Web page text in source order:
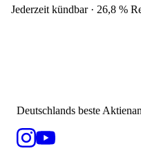
Jederzeit kündbar · 26,8 %
Deutschlands beste